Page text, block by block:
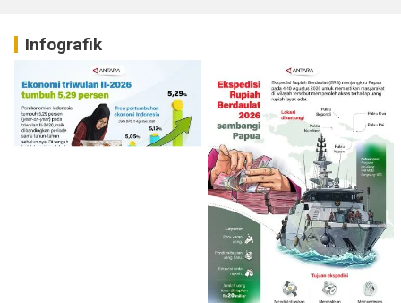
Infografik